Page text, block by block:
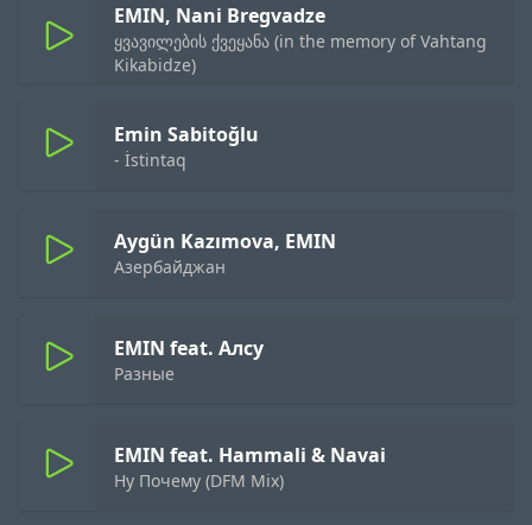
EMIN, Nani Bregvadze
ყვავილების ქვეყანა (in the memory of Vahtang
Kikabidze)
Emin Sabitoğlu
- İstintaq
Aygün Kazımova, EMIN
Азербайджан
EMIN feat. Алсу
Разные
EMIN feat. Hammali & Navai
Ну Почему (DFM Mix)